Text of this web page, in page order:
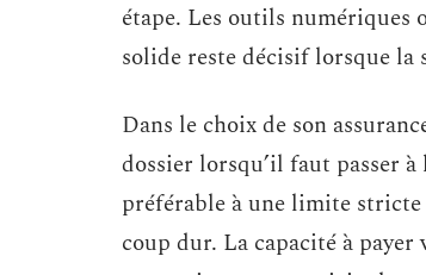
étape. Les outils numériques
solide reste décisif lorsque
Dans le choix de son
dossier lorsqu’il faut passer
préférable à une limite stricte
coup dur. La capacité à